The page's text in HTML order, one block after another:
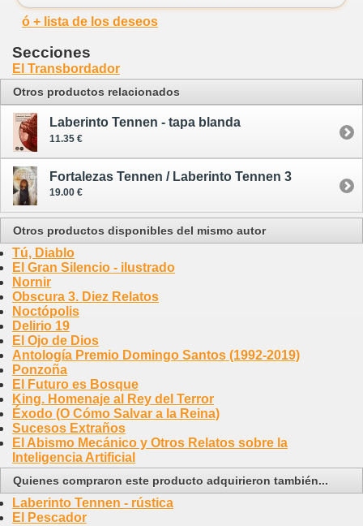
ó + lista de los deseos
Secciones
El Transbordador
Otros productos relacionados
Laberinto Tennen - tapa blanda
11.35 €
Fortalezas Tennen / Laberinto Tennen 3
19.00 €
Otros productos disponibles del mismo autor
Tú, Diablo
El Gran Silencio - ilustrado
Nornir
Obscura 3. Diez Relatos
Noctópolis
Delirio 19
El Ojo de Dios
Antología Premio Domingo Santos (1992-2019)
Ponzoña
El Futuro es Bosque
King. Homenaje al Rey del Terror
Éxodo (O Cómo Salvar a la Reina)
Sucesos Extraños
El Abismo Mecánico y Otros Relatos sobre la
Inteligencia Artificial
Quienes compraron este producto adquirieron también...
Laberinto Tennen - rústica
El Pescador